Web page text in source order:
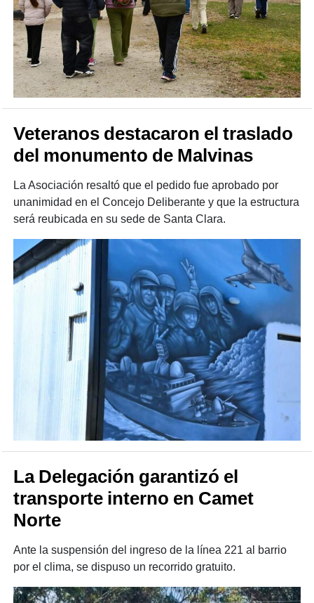
Veteranos destacaron el traslado
del monumento de Malvinas
La Asociación resaltó que el pedido fue aprobado por
unanimidad en el Concejo Deliberante y que la estructura
será reubicada en su sede de Santa Clara.
La Delegación garantizó el
transporte interno en Camet
Norte
Ante la suspensión del ingreso de la línea 221 al barrio
por el clima, se dispuso un recorrido gratuito.